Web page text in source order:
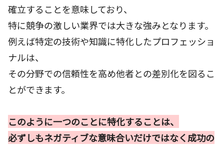
確立することを意味しており、
特に競争の激しい業界では大きな強みとなります。
例えば特定の技術や知識に特化したプロフェッショ
ナルは、
その分野での信頼性を高め他者との差別化を図るこ
とができます。
このように一つのことに特化することは、
必ずしもネガティブな意味合いだけではなく成功の